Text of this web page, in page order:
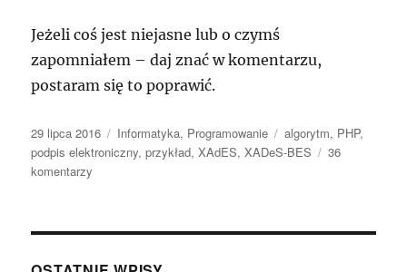
Jeżeli coś jest niejasne lub o czymś
zapomniałem – daj znać w komentarzu,
postaram się to poprawić.
Data
publikacji
29 lipca 2016 Kategorie
Informatyka, Programowanie Tagi
algorytm, PHP,
podpis elektroniczny,przykład,XAdES,XADeS-BES
36
komentarzy
–
zorientowany